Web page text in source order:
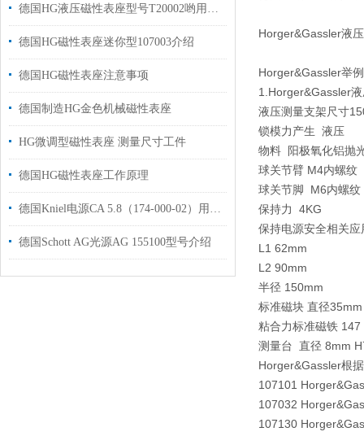
德国HG液压磁性表座型号T20002哟用于机床工作半径950mm
德国HG磁性表座迷你型107003介绍
德国HG磁性表座注意事项
德国制造HG金色机械磁性表座
HG微调型磁性表座 测量尺寸工件
德国HG磁性表座工作原理
德国Kniel电源CA 5.8（174-000-02）用于工业自动化设备上使用
德国Schott AG光源AG 155100型号介绍
Horger&Gassler液
Horger&Gassler举
1.Horger&Gassler
液压测量支架尺寸
锁模力产生 液压
物料 阳极氧化铝抛
球关节臂 M4内螺纹
球关节脚
M6内螺纹
保持力
4KG
保持电源安全相关应
L1 62mm
L2 90mm
半径 150mm
标准磁块 直径35mm
粘合力标准磁铁 147
测量台 直径 8mm
Horger&Gassler根
107101
107032
107130